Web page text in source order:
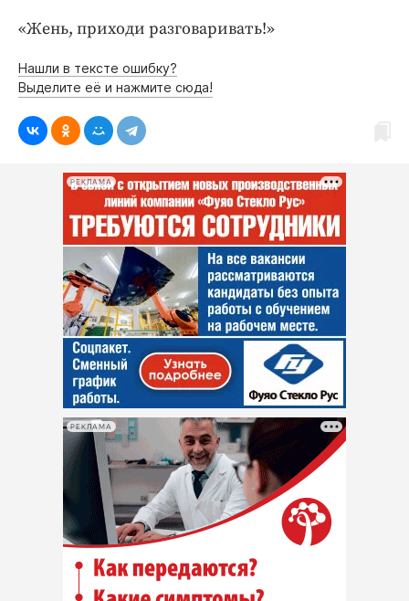
«Жень, приходи разговаривать!»
Нашли в тексте ошибку?
Выделите её и нажмите сюда!
РЕКЛАМА
РЕКЛАМА